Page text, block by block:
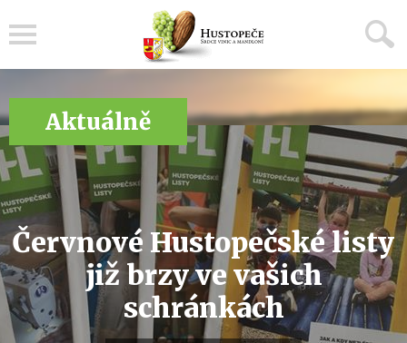
Aktuálně
Červnové Hustopečské listy
již brzy ve vašich
schránkách